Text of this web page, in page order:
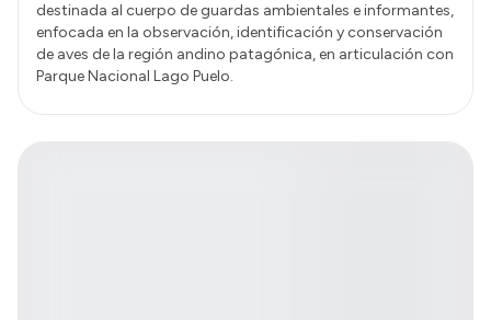
destinada al cuerpo de guardas ambientales e informantes,
enfocada en la observación, identificación y conservación
de aves de la región andino patagónica, en articulación con
Parque Nacional Lago Puelo.